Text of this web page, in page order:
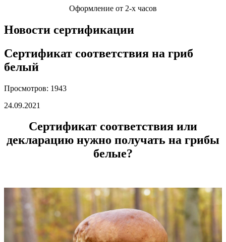
Оформление от 2-х часов
Новости сертификации
Сертификат соответствия на гриб
белый
Просмотров: 1943
24.09.2021
Сертификат соответствия или
декларацию нужно получать на грибы
белые?